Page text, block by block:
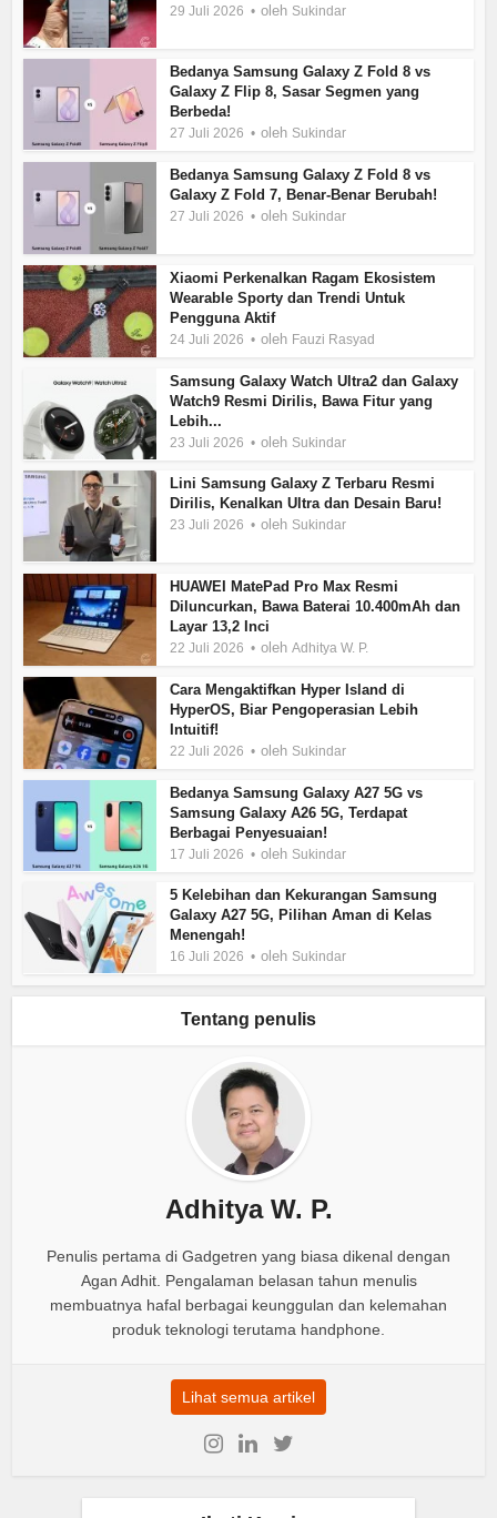
29 Juli 2026 oleh Sukindar
Bedanya Samsung Galaxy Z Fold 8 vs
Galaxy Z Flip 8, Sasar Segmen yang
Berbeda!
27 Juli 2026 oleh Sukindar
Bedanya Samsung Galaxy Z Fold 8 vs
Galaxy Z Fold 7, Benar-Benar Berubah!
27 Juli 2026 oleh Sukindar
Xiaomi Perkenalkan Ragam Ekosistem
Wearable Sporty dan Trendi Untuk
Pengguna Aktif
24 Juli 2026 oleh Fauzi Rasyad
Samsung Galaxy Watch Ultra2 dan Galaxy
Watch9 Resmi Dirilis, Bawa Fitur yang
Lebih...
23 Juli 2026 oleh Sukindar
Lini Samsung Galaxy Z Terbaru Resmi
Dirilis, Kenalkan Ultra dan Desain Baru!
23 Juli 2026 oleh Sukindar
HUAWEI MatePad Pro Max Resmi
Diluncurkan, Bawa Baterai 10.400mAh dan
Layar 13,2 Inci
22 Juli 2026 olehAdhitya W. P.
Cara Mengaktifkan Hyper Island di
HyperOS, Biar Pengoperasian Lebih
Intuitif!
22 Juli 2026 oleh Sukindar
Bedanya Samsung Galaxy A27 5G vs
Samsung Galaxy A26 5G, Terdapat
Berbagai Penyesuaian!
17 Juli 2026 oleh Sukindar
5 Kelebihan dan Kekurangan Samsung
Galaxy A27 5G, Pilihan Aman di Kelas
Menengah!
16 Juli 2026 oleh Sukindar
Tentang penulis
Adhitya W. P.
Penulis pertama di Gadgetren yang biasa dikenal dengan
Agan Adhit. Pengalaman belasan tahun menulis
membuatnya hafal berbagai keunggulan dan kelemahan
produk teknologi terutama handphone.
Lihat semua artikel